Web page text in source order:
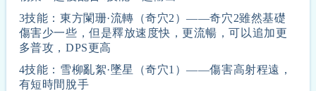
3技能：東方闌珊·流轉（奇穴2）——奇穴2雖然基礎
傷害少一些，但是釋放速度快，更流暢，可以追加更
多普攻，DPS更高
4技能：雪柳亂絮·墜星（奇穴1）——傷害高射程遠，
有短時間脫手